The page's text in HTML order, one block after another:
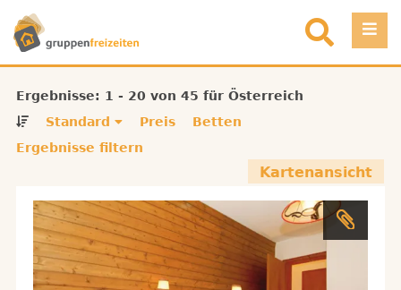
Direkt zum Inhalt
Registrieren
Objekt eintragen
Ergebnisse: 1 - 20 von 45 für Österreich
Standard
Preis
Betten
Ergebnisse filtern
Kartenansicht